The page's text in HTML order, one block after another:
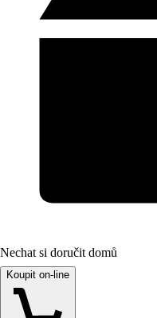
Nechat si doručit domů
Koupit on-line